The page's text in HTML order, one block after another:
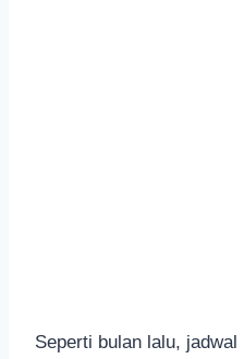
Seperti bulan lalu, jadwal